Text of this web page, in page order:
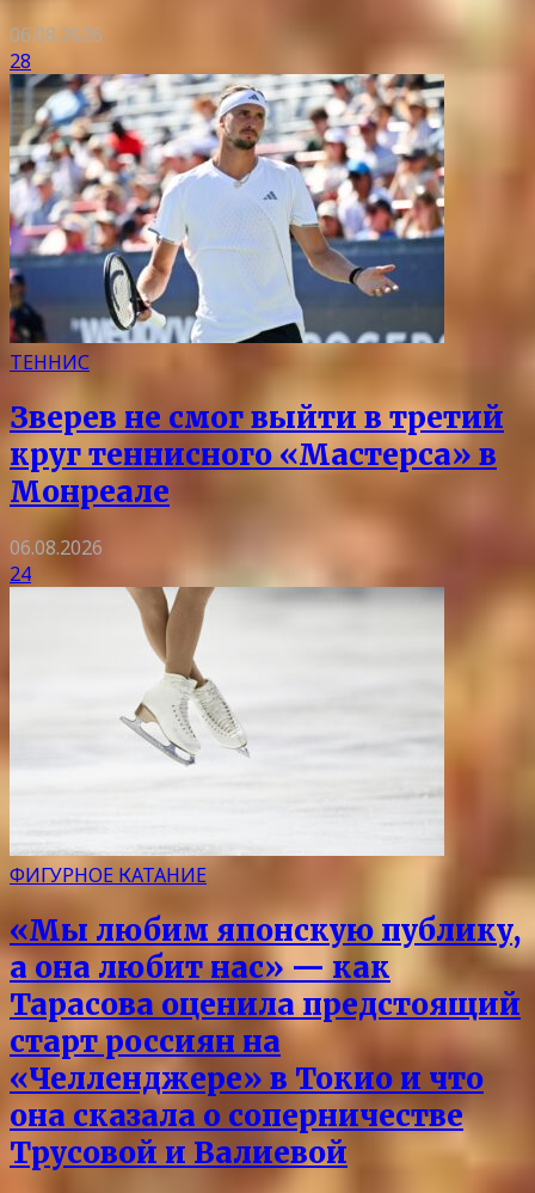
06.08.2026
28
ТЕННИС
Зверев не смог выйти в третий
круг теннисного «Мастерса» в
Монреале
06.08.2026
24
ФИГУРНОЕ КАТАНИЕ
«Мы любим японскую публику,
а она любит нас» — как
Тарасова оценила предстоящий
старт россиян на
«Челленджере» в Токио и что
она сказала о соперничестве
Трусовой и Валиевой